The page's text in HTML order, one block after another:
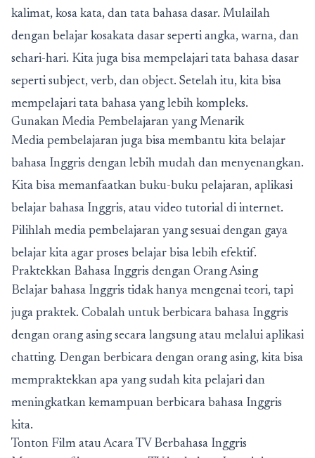
kalimat, kosa kata, dan tata bahasa dasar. Mulailah
dengan belajar kosakata dasar seperti angka, warna, dan
sehari-hari. Kita juga bisa mempelajari tata bahasa dasar
seperti subject, verb, dan object. Setelah itu, kita bisa
mempelajari tata bahasa yang lebih kompleks.
Gunakan Media Pembelajaran yang Menarik
Media pembelajaran juga bisa membantu kita belajar
bahasa Inggris dengan lebih mudah dan menyenangkan.
Kita bisa memanfaatkan buku-buku pelajaran, aplikasi
belajar bahasa Inggris, atau video tutorial di internet.
Pilihlah media pembelajaran yang sesuai dengan gaya
belajar kita agar proses belajar bisa lebih efektif.
Praktekkan Bahasa Inggris dengan Orang Asing
Belajar bahasa Inggris tidak hanya mengenai teori, tapi
juga praktek. Cobalah untuk berbicara bahasa Inggris
dengan orang asing secara langsung atau melalui aplikasi
chatting. Dengan berbicara dengan orang asing, kita bisa
mempraktekkan apa yang sudah kita pelajari dan
meningkatkan kemampuan berbicara bahasa Inggris
kita.
Tonton Film atau Acara TV Berbahasa Inggris